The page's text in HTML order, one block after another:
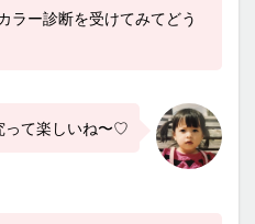
ラー診断を受けてみてどう
って楽しいね〜♡